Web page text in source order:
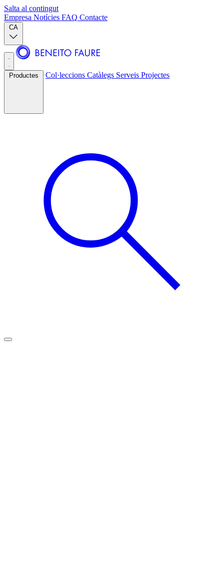
Salta al contingut
Empresa Notícies FAQ Contacte
CA
Productes Col·leccions Catàlegs Serveis Projectes